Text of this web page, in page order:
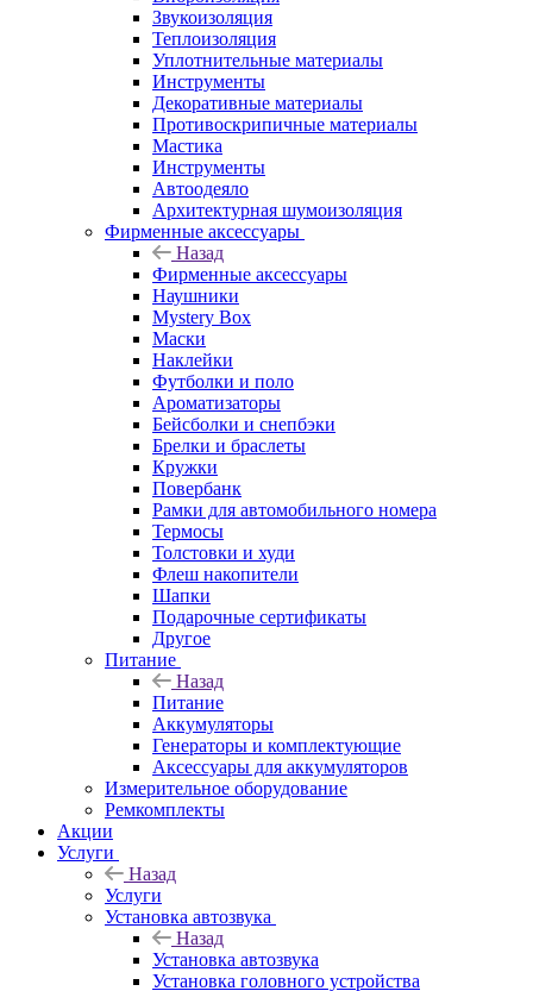
Звукоизоляция
Теплоизоляция
Уплотнительные материалы
Инструменты
Декоративные материалы
Противоскрипичные материалы
Мастика
Инструменты
Автоодеяло
Архитектурная шумоизоляция
Фирменные аксессуары
Назад
Фирменные аксессуары
Наушники
Mystery Box
Маски
Наклейки
Футболки и поло
Ароматизаторы
Бейсболки и снепбэки
Брелки и браслеты
Кружки
Повербанк
Рамки для автомобильного номера
Термосы
Толстовки и худи
Флеш накопители
Шапки
Подарочные сертификаты
Другое
Питание
Назад
Питание
Аккумуляторы
Генераторы и комплектующие
Аксессуары для аккумуляторов
Измерительное оборудование
Ремкомплекты
Акции
Услуги
Назад
Услуги
Установка автозвука
Назад
Установка автозвука
Установка головного устройства